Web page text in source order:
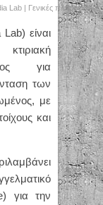
Lab | Γενικές πληροφορίες
είναι
για
των
με
και
για την